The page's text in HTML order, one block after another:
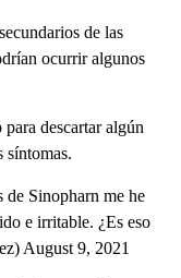
de las
ocurrir algunos
descartar algún
síntomas.
de Sinopharn me he
e irritable. ¿Es eso
August 9, 2021